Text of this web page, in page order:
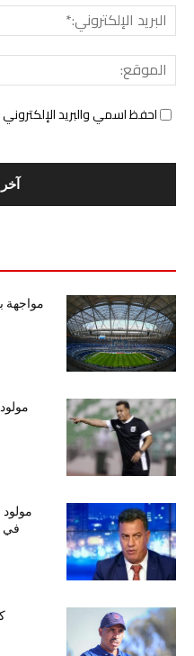
احفظ اسمي والبريد
في